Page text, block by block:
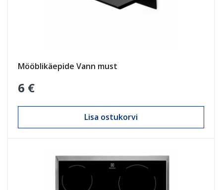
Mööblikäepide Vann must
6 €
Lisa ostukorvi